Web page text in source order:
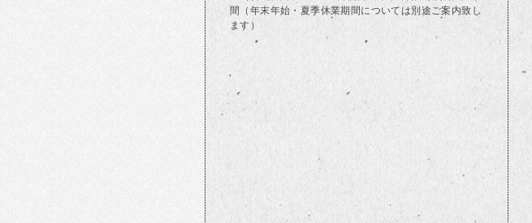
間（年末年始・夏季休業期間については別途ご案内致し
ます）